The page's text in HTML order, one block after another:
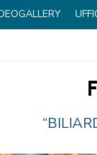
SOCIETÀ